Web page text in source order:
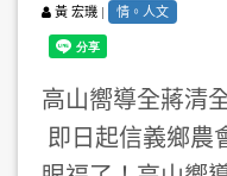
黃 宏璣 | 情。人文
高山嚮導全蔣清
即日起信義鄉農